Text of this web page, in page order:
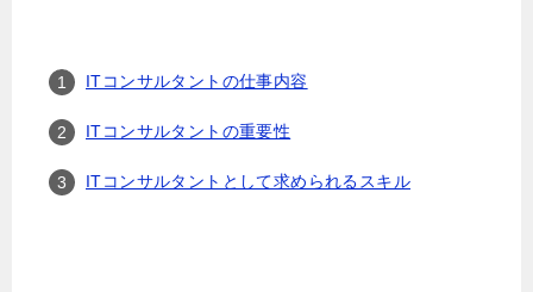
ITコンサルタントの仕事内容
ITコンサルタントの重要性
ITコンサルタントとして求められるスキル